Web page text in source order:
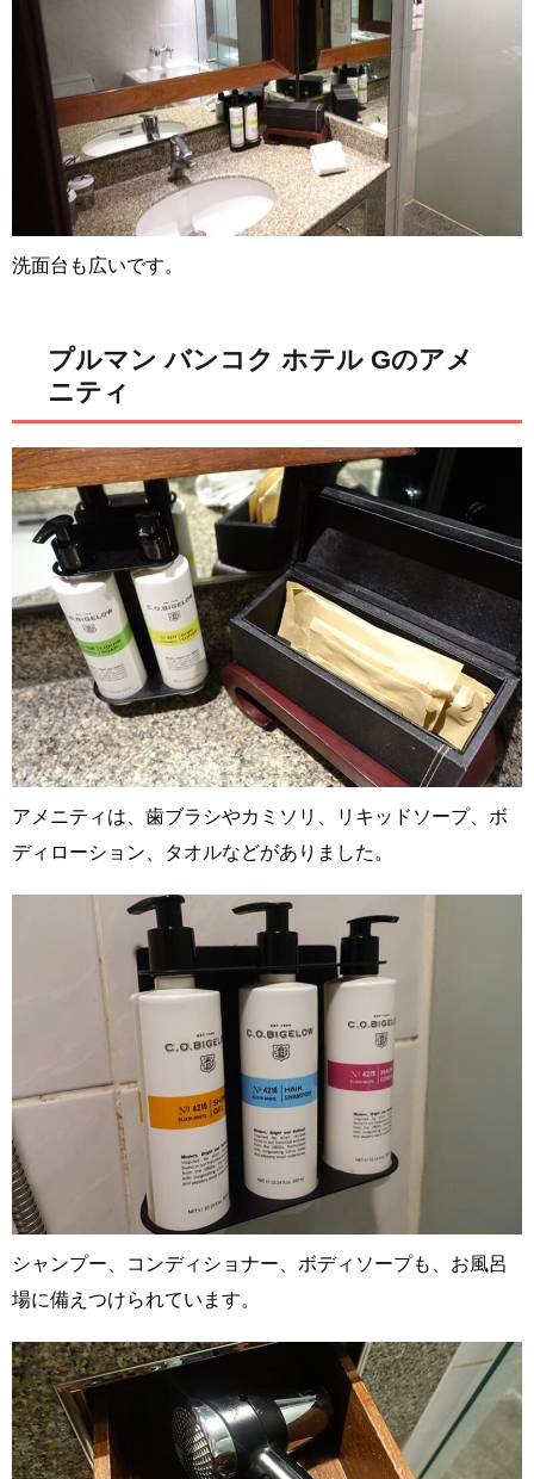
洗面台も広いです。
プルマン バンコク ホテル Gのアメ
ニティ
アメニティは、歯ブラシやカミソリ、リキッドソープ、ボ
ディローション、タオルなどがありました。
シャンプー、コンディショナー、ボディソープも、お風呂
場に備えつけられています。